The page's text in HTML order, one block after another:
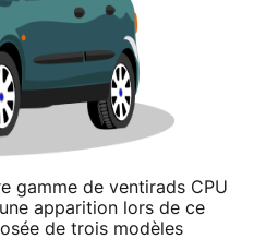
gamme de ventirads CPU
apparition lors de ce
de trois modèles